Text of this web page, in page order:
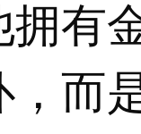
拥有
，而